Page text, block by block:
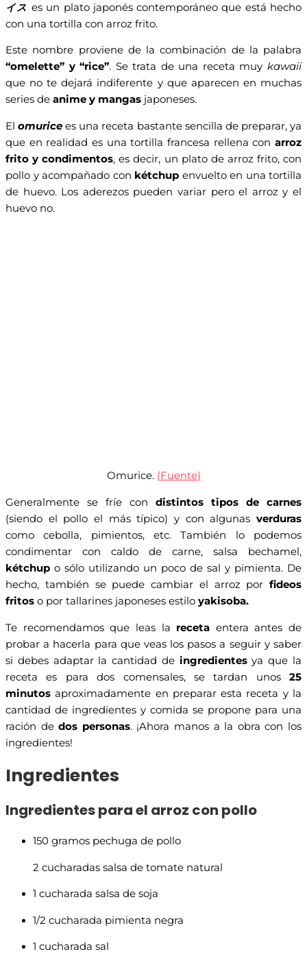
イス es un plato japonés contemporáneo que está hecho
con una tortilla con arroz frito.
Este nombre proviene de la combinación de la palabra
“omelette” y “rice”. Se trata de una receta muykawaii
que no te dejará indiferente y que aparecen en muchas
series de anime y mangas japoneses.
El omurice es una receta bastante sencilla de preparar, ya
que en realidad es una tortilla francesa rellena con arroz
frito y condimentos, es decir, un plato de arroz frito, con
pollo y acompañado con kétchup envuelto en una tortilla
de huevo. Los aderezos pueden variar pero el arroz y el
huevo no.
Omurice. (Fuente)
Generalmente se fríe con distintos tipos de carnes
(siendo el pollo el más típico) y con algunas verduras
como cebolla, pimientos, etc. También lo podemos
condimentar con caldo de carne, salsa bechamel,
kétchup o sólo utilizando un poco de sal y pimienta. De
hecho, también se puede cambiar el arroz por fideos
fritos o por tallarines japoneses estilo yakisoba.
Te recomendamos que leas la receta entera antes de
probar a hacerla para que veas los pasos a seguir y saber
si debes adaptar la cantidad de ingredientesya que la
receta es para dos comensales, se tardan unos25
minutos aproximadamente en preparar esta receta y la
cantidad de ingredientes y comida se propone para una
ración dedos personas. ¡Ahora manos a la obra con los
ingredientes!
Ingredientes
Ingredientes para el arroz con pollo
150 gramos pechuga de pollo
2 cucharadas salsa de tomate natural
1 cucharada salsa de soja
1/2 cucharada pimienta negra
1 cucharada sal